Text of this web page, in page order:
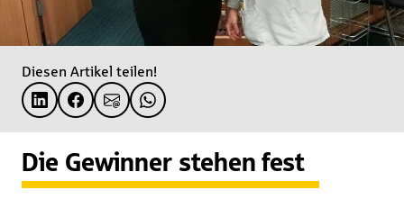
Diesen Artikel teilen!
Die Gewinner stehen fest